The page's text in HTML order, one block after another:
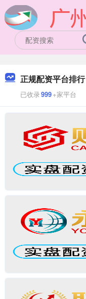
正规配资平台排行
已收录999+家平台